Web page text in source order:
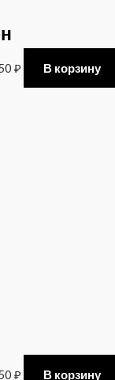
₽ В корзину
₽ В корзину